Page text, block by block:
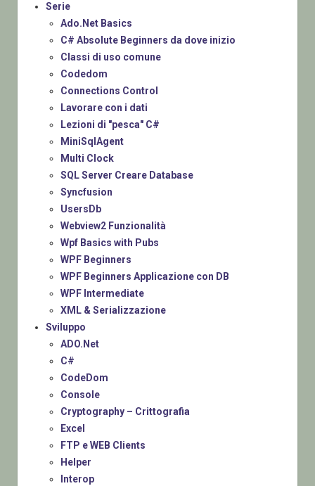
Serie
Ado.Net Basics
C# Absolute Beginners da dove inizio
Classi di uso comune
Codedom
Connections Control
Lavorare con i dati
Lezioni di "pesca" C#
MiniSqlAgent
Multi Clock
SQL Server Creare Database
Syncfusion
UsersDb
Webview2 Funzionalità
Wpf Basics with Pubs
WPF Beginners
WPF Beginners Applicazione con DB
WPF Intermediate
XML & Serializzazione
Sviluppo
ADO.Net
C#
CodeDom
Console
Cryptography – Crittografia
Excel
FTP e WEB Clients
Helper
Interop